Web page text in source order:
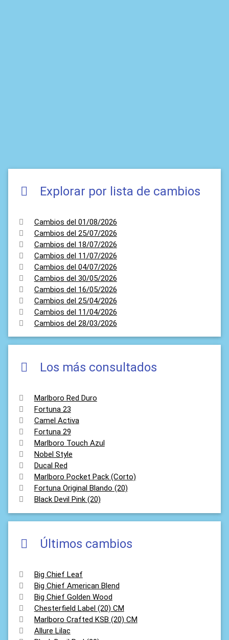
Explorar por lista de cambios
Cambios del 01/08/2026
Cambios del 25/07/2026
Cambios del 18/07/2026
Cambios del 11/07/2026
Cambios del 04/07/2026
Cambios del 30/05/2026
Cambios del 16/05/2026
Cambios del 25/04/2026
Cambios del 11/04/2026
Cambios del 28/03/2026
Los más consultados
Marlboro Red Duro
Fortuna 23
Camel Activa
Fortuna 29
Marlboro Touch Azul
Nobel Style
Ducal Red
Marlboro Pocket Pack (Corto)
Fortuna Original Blando (20)
Black Devil Pink (20)
Últimos cambios
Big Chief Leaf
Big Chief American Blend
Big Chief Golden Wood
Chesterfield Label (20) CM
Marlboro Crafted KSB (20) CM
Allure Lilac